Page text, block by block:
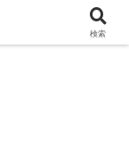
ックス）
検索